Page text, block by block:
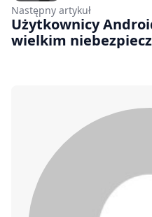
Następny artykuł
Użytkownicy
wielkim